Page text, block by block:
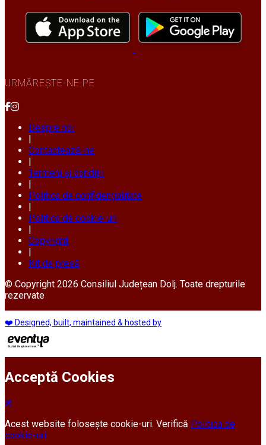
URMĂREȘTE-NE PE
Despre noi
|
Contactează-ne
|
Termeni și condiții
|
Politica de confidențialitate
|
Politica de cookie-uri
|
Copyright
|
Kit de presă
© Copyright 2026 Consiliul Județean Dolj. Toate drepturile
rezervate
❤️ Designed, built, maintained & hosted by
Acceptă Cookies
Acest website folosește cookie-uri. Verifică Politica de
cookie-uri